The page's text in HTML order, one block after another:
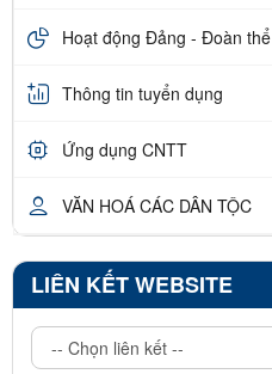
Hoạt động Đảng - Đoàn thể
Thông tin tuyển dụng
Ứng dụng CNTT
VĂN HOÁ CÁC DÂN TỘC
LIÊN KẾT WEBSITE